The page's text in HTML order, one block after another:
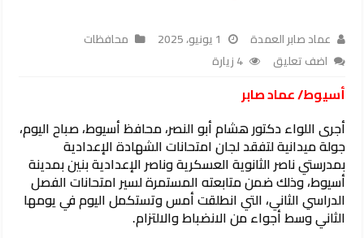
عماد صابر العمدة 1 يونيو، 2025
محافظات
اضف تعليق
4 زيارة
أسيوط/ عماد صابر
أجرى اللواء دكتور هشام أبو النصر، محافظ أسيوط، صباح اليوم،
جولة ميدانية لتفقد لجان امتحانات الشهادة الإعدادية
بمدرستي ناصر الثانوية العسكرية وناصر الإعدادية بنين بمدينة
أسيوط، وذلك ضمن متابعته المستمرة لسير امتحانات الفصل
الدراسي الثاني، التي انطلقت أمس وتستكمل اليوم في يومها
الثاني وسط أجواء من الانضباط والالتزام.